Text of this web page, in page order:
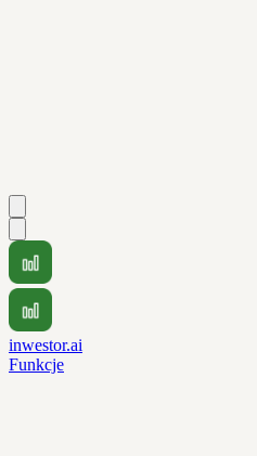
inwestor.ai
Funkcje